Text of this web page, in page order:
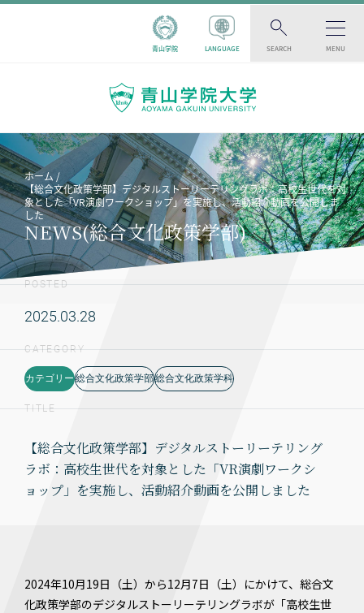
青山学院 LANGUAGE SEARCH MENU
ホーム
【総合文化政策学部】デジタルストーリーテリングラボ：高校生世代を対
象とした「VR演劇ワークショップ」を実施し、活動紹介動画を公開しま
した
NEWS(総合文化政策学部)
POSTED
2025.03.28
CATEGORY
カテゴリー 総合文化政策学部総合文化政策学科
TITLE
【総合文化政策学部】デジタルストーリーテリング
ラボ：高校生世代を対象とした「VR演劇ワークシ
ョップ」を実施し、活動紹介動画を公開しました
2024年10月19日（土）から12月7日（土）にかけて、総合文
化政策学部のデジタルストーリーテリングラボが「高校生世